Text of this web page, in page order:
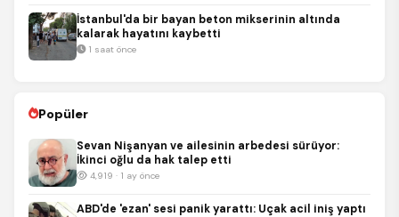
İstanbul'da bir bayan beton mikserinin altında
kalarak hayatını kaybetti
1 saat önce
Popüler
Sevan Nişanyan ve ailesinin arbedesi sürüyor:
İkinci oğlu da hak talep etti
4,919 · 1 ay önce
ABD'de 'ezan' sesi panik yarattı: Uçak acil iniş yaptı